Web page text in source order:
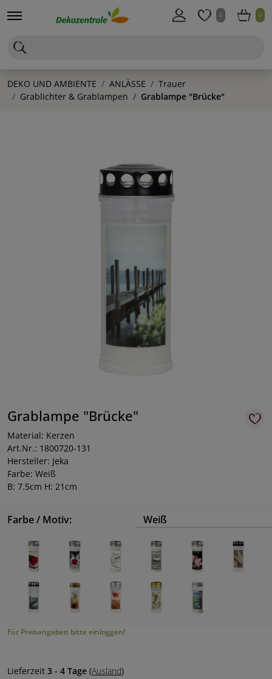
0 0
DEKO UND AMBIENTE ANLÄSSE
Trauer
Grablichter & Grablampen
Grablampe "Brücke"
Grablampe "Brücke"
Material: Kerzen
Art.Nr.: 1800720-131
Hersteller: Jeka
Farbe: Weiß
B: 7.5cm H: 21cm
Farbe / Motiv: Weiß
Für Preisangaben bitte einloggen!
Lieferzeit 3 - 4 Tage (Ausland)